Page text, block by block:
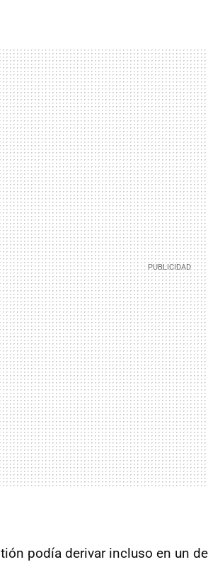
podía derivar incluso en un